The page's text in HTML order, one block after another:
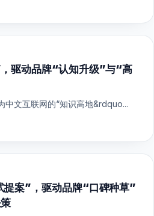
驱动品牌“认知升级”与“高
中文互联网的“知识高地&rdquo...
提案”，驱动品牌“口碑种草”